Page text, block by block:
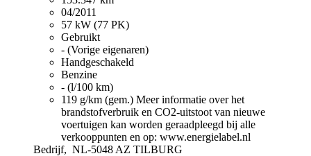
04/2011
57 kW (77 PK)
Gebruikt
- (Vorige eigenaren)
Handgeschakeld
Benzine
- (l/100 km)
119 g/km (gem.) Meer informatie over het
brandstofverbruik en CO2-uitstoot van nieuwe
voertuigen kan worden geraadpleegd bij alle
verkooppunten en op: www.energielabel.nl
Bedrijf, NL-5048 AZ TILBURG